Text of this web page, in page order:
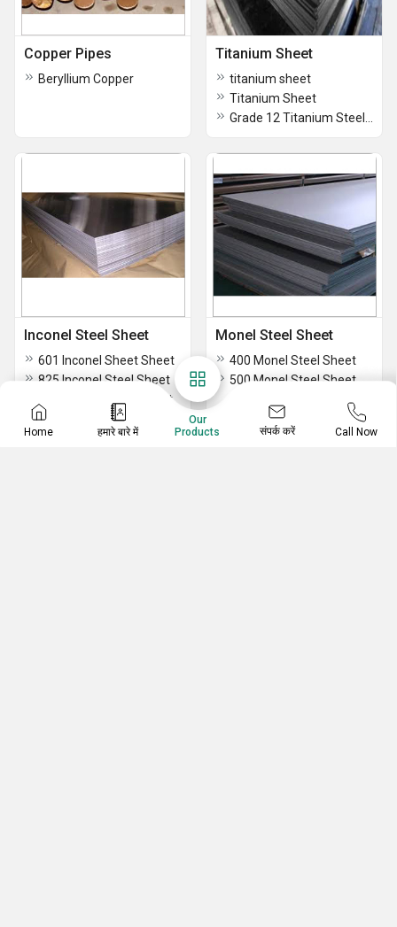
Copper Pipes
Beryllium Copper
Titanium Sheet
titanium sheet
Titanium Sheet
Inconel Steel Sheet
601 Inconel Sheet Sheet
825 Inconel Steel Sheet
750 Inconel Sheel Sheet
Monel Steel Sheet
400 Monel Steel Sheet
500 Monel Steel Sheet
Home हमारे बारे में
Our
Products
संपर्क करें Call Now